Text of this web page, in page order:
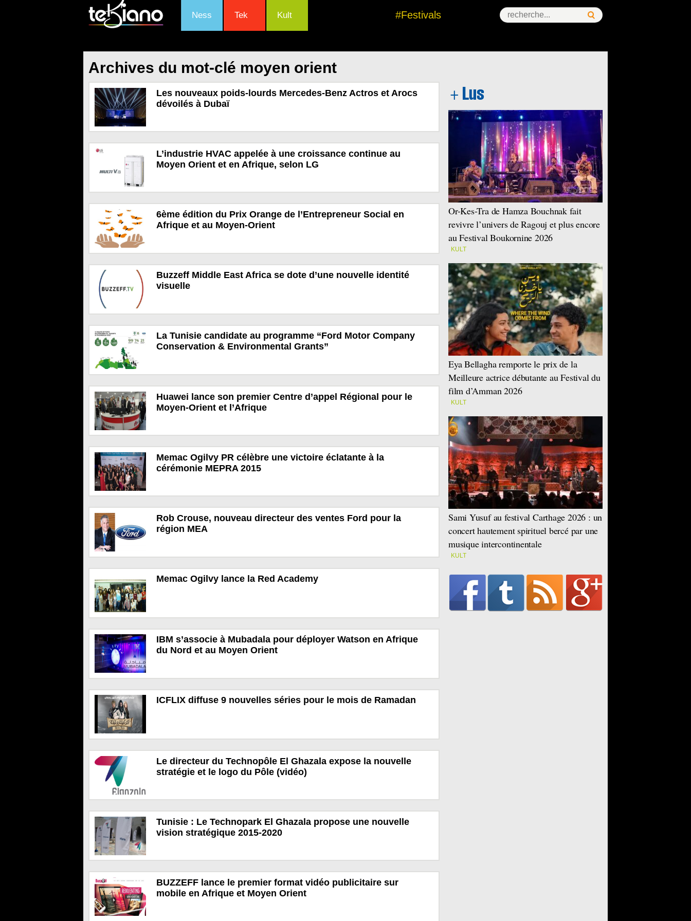
Ness Tek Kult #Festivals
Archives du mot-clé moyen orient
Les nouveaux poids-lourds Mercedes-Benz Actros et Arocs
dévoilés à Dubaï
L’industrie HVAC appelée à une croissance continue au
Moyen Orient et en Afrique, selon LG
6ème édition du Prix Orange de l’Entrepreneur Social en
Afrique et au Moyen-Orient
Buzzeff Middle East Africa se dote d’une nouvelle identité
visuelle
La Tunisie candidate au programme “Ford Motor Company
Conservation & Environmental Grants”
Huawei lance son premier Centre d’appel Régional pour le
Moyen-Orient et l’Afrique
Memac Ogilvy PR célèbre une victoire éclatante à la
cérémonie MEPRA 2015
Rob Crouse, nouveau directeur des ventes Ford pour la
région MEA
Memac Ogilvy lance la Red Academy
IBM s’associe à Mubadala pour déployer Watson en Afrique
du Nord et au Moyen Orient
ICFLIX diffuse 9 nouvelles séries pour le mois de Ramadan
Le directeur du Technopôle El Ghazala expose la nouvelle
stratégie et le logo du Pôle (vidéo)
Tunisie : Le Technopark El Ghazala propose une nouvelle
vision stratégique 2015-2020
BUZZEFF lance le premier format vidéo publicitaire sur
mobile en Afrique et Moyen Orient
Or-Kes-Tra de Hamza Bouchnak fait
revivre l’univers de Ragouj et plus encore
au Festival Boukornine 2026
KULT
Eya Bellagha remporte le prix de la
Meilleure actrice débutante au Festival du
film d’Amman 2026
KULT
Sami Yusuf au festival Carthage 2026 : un
concert hautement spirituel bercé par une
musique intercontinentale
KULT